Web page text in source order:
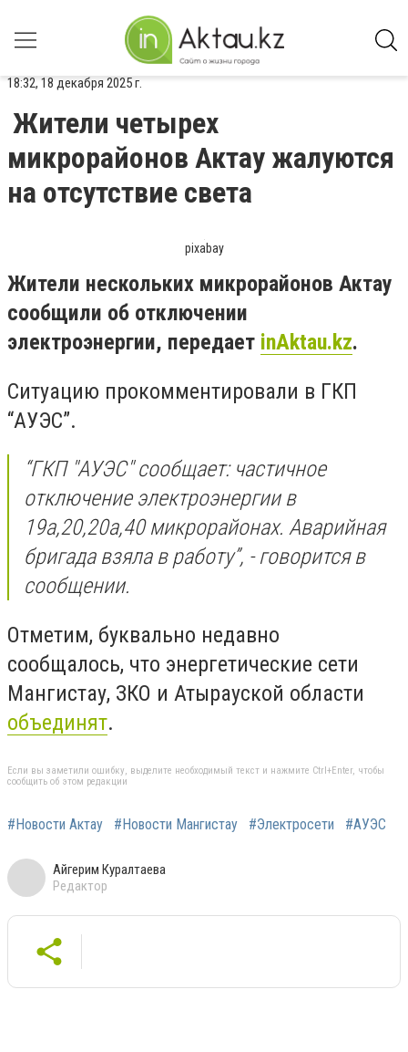
18:32, 18 декабря 2025 г.
Жители четырех
микрорайонов Актау жалуются
на отсутствие света
pixabay
Жители нескольких микрорайонов Актау
сообщили об отключении
электроэнергии, передает inAktau.kz.
Ситуацию прокомментировали в ГКП
“АУЭС”.
“ГКП "АУЭС" сообщает: частичное
отключение электроэнергии в
19а,20,20а,40 микрорайонах. Аварийная
бригада взяла в работу”, - говорится в
сообщении.
Отметим, буквально недавно
сообщалось, что энергетические сети
Мангистау, ЗКО и Атырауской области
объединят.
Если вы заметили ошибку, выделите необходимый текст и нажмите Ctrl+Enter, чтобы
сообщить об этом редакции
#Новости Актау #Новости Мангистау #Электросети #АУЭС
Айгерим Куралтаева
Редактор